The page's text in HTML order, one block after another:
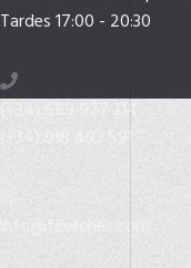
Tardes 17:00 - 20:30
(+34) 659 977 314
(+34) 918 493 591
info@fevilches.com